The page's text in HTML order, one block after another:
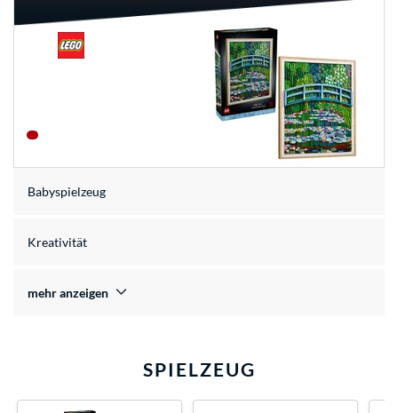
Babyspielzeug
Kreativität
mehr anzeigen
SPIELZEUG